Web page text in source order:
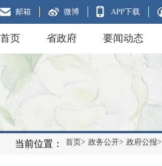
邮箱 微博 APP下载
首页 省政府 要闻动态
当前位置： 首页> 政务公开> 政府公报>